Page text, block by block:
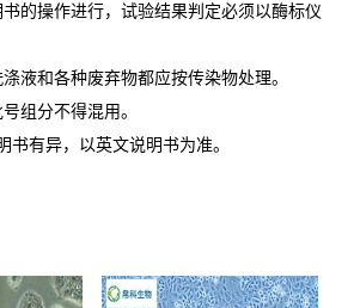
的操作进行，试验结果判定必须以酶标仪
液和各种废弃物都应按传染物处理。
组分不得混用。
书有异，以英文说明书为准。